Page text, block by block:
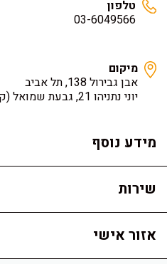
טלפון
03-6049566
מיקום
אבן גבירול 138, תל אביב
יוני נתניהו 21, גבעת שמואל
מידע נוסף
שירות
אזור אישי